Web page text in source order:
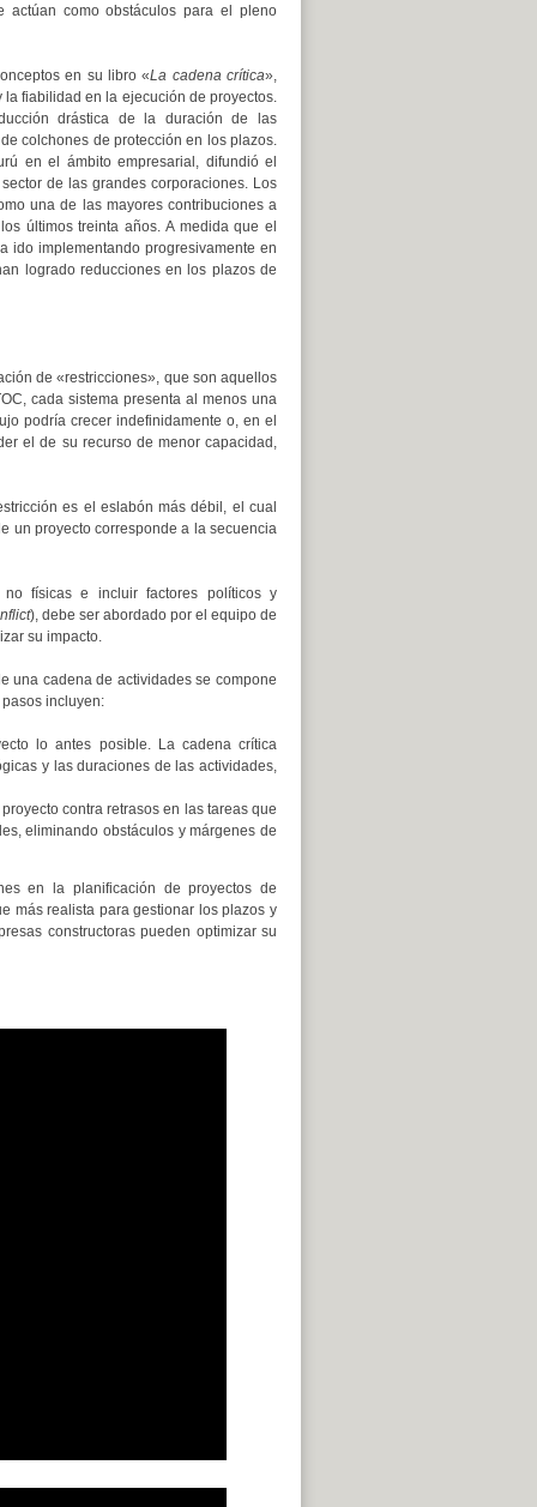
actúan como obstáculos para el pleno
en su libro «La cadena crítica»,
fiabilidad en la ejecución de proyectos.
drástica de la duración de las
colchones de protección en los plazos.
en el ámbito empresarial, difundió el
de las grandes corporaciones. Los
una de las mayores contribuciones a
últimos treinta años. A medida que el
ido implementando progresivamente en
logrado reducciones en los plazos de
de «restricciones», que son aquellos
cada sistema presenta al menos una
podría crecer indefinidamente o, en el
el de su recurso de menor capacidad,
es el eslabón más débil, el cual
un proyecto corresponde a la secuencia
no físicas e incluir factores políticos y
), debe ser abordado por el equipo de
su impacto.
una cadena de actividades se compone
incluyen:
lo antes posible. La cadena crítica
y las duraciones de las actividades,
contra retrasos en las tareas que
eliminando obstáculos y márgenes de
en la planificación de proyectos de
más realista para gestionar los plazos y
constructoras pueden optimizar su